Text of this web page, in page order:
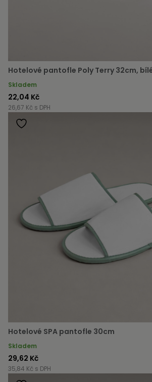
Hotelové pantofle Poly Terry 32cm,
Skladem
22,04 Kč
26,67 Kč s DPH
Hotelové SPA pantofle 30cm
Skladem
29,62 Kč
35,84 Kč s DPH